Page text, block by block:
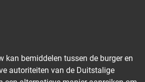
kan bemiddelen tussen de burger en
autoriteiten van de Duitstalige